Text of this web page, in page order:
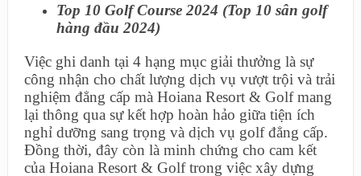
Top 10 Golf Course 2024 (Top 10 sân golf
hàng đầu 2024)
Việc ghi danh tại 4 hạng mục giải thưởng là sự
công nhận cho chất lượng dịch vụ vượt trội và trải
nghiệm đẳng cấp mà Hoiana Resort & Golf mang
lại thông qua sự kết hợp hoàn hảo giữa tiện ích
nghỉ dưỡng sang trọng và dịch vụ golf đẳng cấp.
Đồng thời, đây còn là minh chứng cho cam kết
của Hoiana Resort & Golf trong việc xây dựng